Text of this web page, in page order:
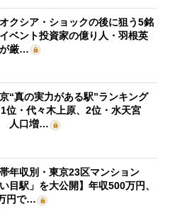
オクシア・ショックの後に狙う5銘
ベント投資家の億り人・羽根英
厳…
京“真の実力がある駅”ランキング
位・代々木上原、2位・水天宮
人口増…
帯年収別・東京23区マンション
い目駅」を大公開】年収500万円、
円で…